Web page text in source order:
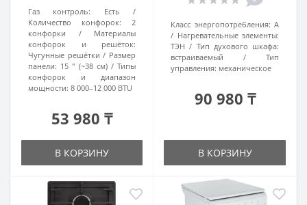
Газ контроль:
Есть
Количество конфорок:
2
конфорки
Материалы
конфорок и решёток:
Чугунные решётки
Размер
панели: 15 ″ (~38 см)
Типы
конфорок и диапазон
мощности: 8 000–12 000 BTU
53 980 ₸
В КОРЗИНУ
Класс энергопотребления: А
Нагревательные элементы:
ТЭН
Тип духового шкафа:
встраиваемый
Тип
управления: механическое
90 980 ₸
В КОРЗИНУ